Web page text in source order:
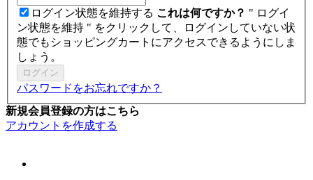
ログイン状態を維持する これは何ですか？ " ログイ
ン状態を維持 " をクリックして、ログインしていない状
態でもショッピングカートにアクセスできるようにしま
しょう。
ログイン
パスワードをお忘れですか？
新規会員登録の方はこちら
アカウントを作成する